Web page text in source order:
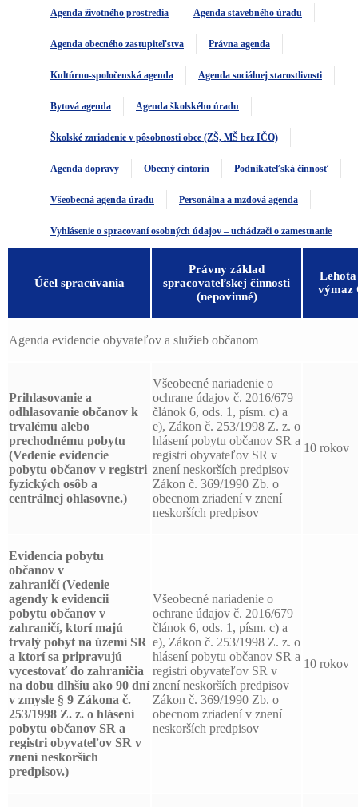
Agenda životného prostredia Agenda stavebného úradu
Agenda obecného zastupiteľstva Právna agenda
Kultúrno-spoločenská agenda Agenda sociálnej starostlivosti
Bytová agenda Agenda školského úradu
Školské zariadenie v pôsobnosti obce (ZŠ, MŠ bez IČO)
Agenda dopravy Obecný cintorín Podnikateľská činnosť
Všeobecná agenda úradu Personálna a mzdová agenda
Vyhlásenie o spracovaní osobných údajov – uchádzači o zamestnanie
Účel spracúvania
Právny základ
spracovateľskej činnosti
(nepovinné)
výmaz
Agenda evidencie obyvateľov a služieb občanom
Prihlasovanie a
odhlasovanie občanov k
trvalému alebo
prechodnému pobytu
(Vedenie evidencie
pobytu občanov v registri
fyzických osôb a
centrálnej ohlasovne.)
Všeobecné nariadenie o
ochrane údajov č. 2016/679
článok 6, ods. 1, písm. c) a
e), Zákon č. 253/1998 Z. z. o
hlásení pobytu občanov SR a
registri obyvateľov SR v
znení neskorších predpisov
Zákon č. 369/1990 Zb. o
obecnom zriadení v znení
neskorších predpisov
10 rokov
Evidencia pobytu
občanov v
zahraničí(Vedenie
agendy k evidencii
pobytu občanov v
zahraničí, ktorí majú
trvalý pobyt na území SR
a ktorí sa pripravujú
vycestovať do zahraničia
na dobu dlhšiu ako 90 dní
v zmysle § 9 Zákona č.
253/1998 Z. z. o hlásení
pobytu občanov SR a
registri obyvateľov SR v
znení neskorších
predpisov.)
Všeobecné nariadenie o
ochrane údajov č. 2016/679
článok 6, ods. 1, písm. c) a
e), Zákon č. 253/1998 Z. z. o
hlásení pobytu občanov SR a
registri obyvateľov SR v
znení neskorších predpisov
Zákon č. 369/1990 Zb. o
obecnom zriadení v znení
neskorších predpisov
10 rokov